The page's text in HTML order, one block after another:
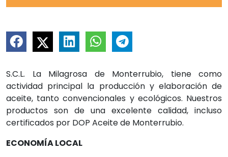
S.C.L. La Milagrosa de Monterrubio, tiene como
actividad principal la producción y elaboración de
aceite, tanto convencionales y ecológicos. Nuestros
productos son de una excelente calidad, incluso
certificados por DOP Aceite de Monterrubio.
ECONOMÍA LOCAL